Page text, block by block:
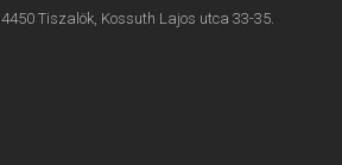
4450 Tiszalök, Kossuth Lajos utca 33-35.